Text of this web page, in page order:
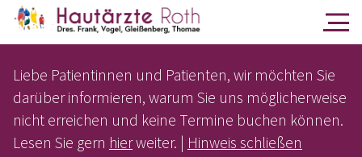
Liebe Patientinnen und Patienten, wir möchten Sie
darüber informieren, warum Sie uns möglicherweise
nicht erreichen und keine Termine buchen können.
Lesen Sie gern hierweiter. | Hinweis schließen